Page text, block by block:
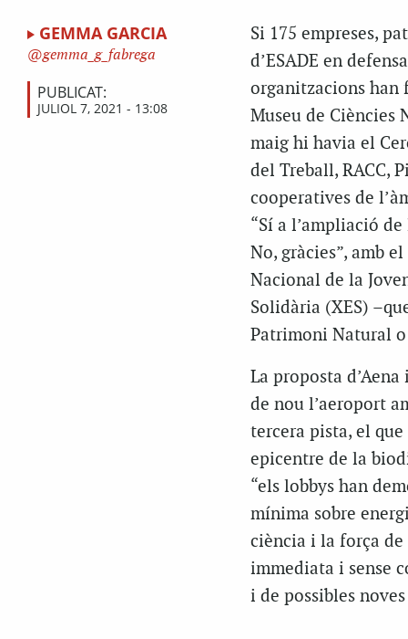
GEMMA GARCIA
gemma_g_fabrega
PUBLICAT:
JULIOL 7, 2021 - 13:08
Si 175 empreses,
d’ESADE en
organitzacions han
Museu de Ciències
maig hi havia el
del Treball, RACC,
cooperatives de
“Sí a l’ampliació
No, gràcies”, amb
Nacional de la
Solidària (XES)
Patrimoni Natural o
La proposta
de nou l’aeroport
tercera pista, el
epicentre de la
“els lobbys han
mínima sobre
ciència i la força de
immediata i sense
i de possibles